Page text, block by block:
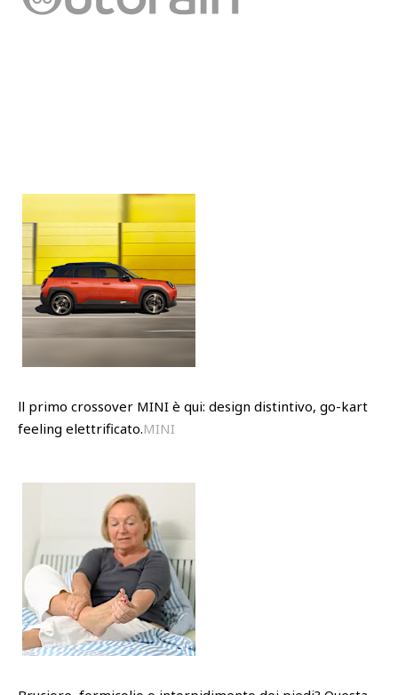
ll primo crossover MINI è qui: design distintivo, go-kart
feeling elettrificato.MINI